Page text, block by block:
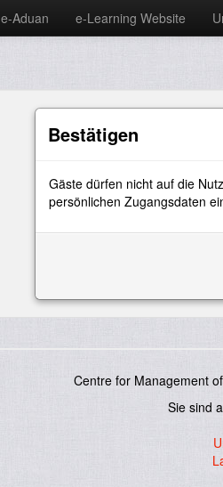
e-Aduan e-Learning Website
Bestätigen
Gäste dürfen nicht auf die
persönlichen Zugangsdaten
Centre for Management
Sie sind